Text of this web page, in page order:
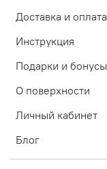
Доставка и оплата
Инструкция
Подарки и бонусы
О поверхности
Личный кабинет
Блог